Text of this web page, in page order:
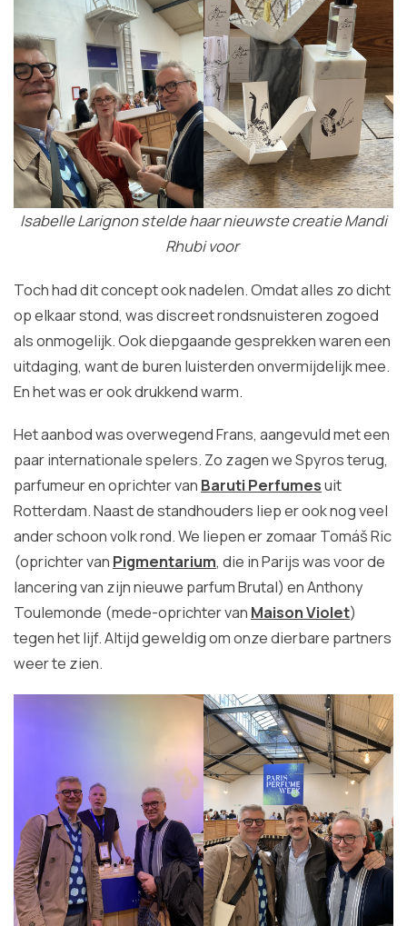
Isabelle Larignon stelde haar nieuwste creatie Mandi
Rhubi voor
Toch had dit concept ook nadelen. Omdat alles zo dicht
op elkaar stond, was discreet rondsnuisteren zogoed
als onmogelijk. Ook diepgaande gesprekken waren een
uitdaging, want de buren luisterden onvermijdelijk mee.
En het was er ook drukkend warm.
Het aanbod was overwegend Frans, aangevuld met een
paar internationale spelers. Zo zagen we Spyros terug,
parfumeur en oprichter van Baruti Perfumesuit
Rotterdam. Naast de standhouders liep er ook nog veel
ander schoon volk rond. We liepen er zomaar Tomáš Ric
(oprichter van Pigmentarium, die in Parijs was voor de
lancering van zijn nieuwe parfum Brutal) en Anthony
Toulemonde (mede-oprichter van Maison Violet)
tegen het lijf. Altijd geweldig om onze dierbare partners
weer te zien.